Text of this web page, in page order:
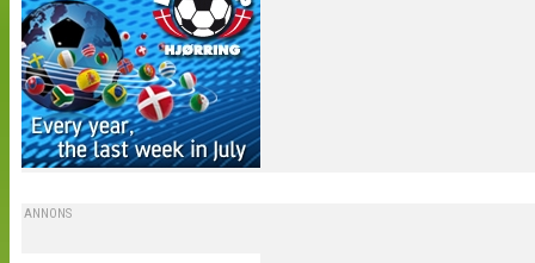
ANNONS